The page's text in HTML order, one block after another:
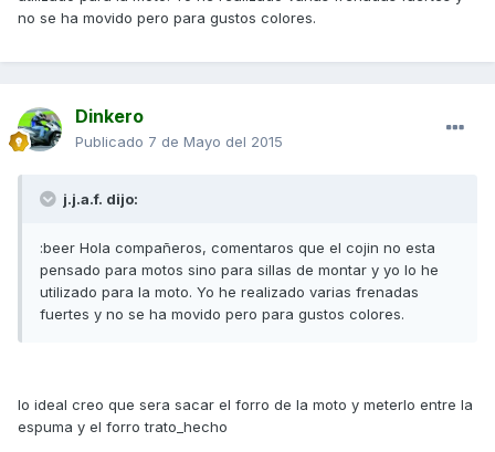
no se ha movido pero para gustos colores.
Dinkero
Publicado 7 de Mayo del 2015
j.j.a.f. dijo:
:beer Hola compañeros, comentaros que el cojin no esta
pensado para motos sino para sillas de montar y yo lo he
utilizado para la moto. Yo he realizado varias frenadas
fuertes y no se ha movido pero para gustos colores.
lo ideal creo que sera sacar el forro de la moto y meterlo entre la
espuma y el forro trato_hecho